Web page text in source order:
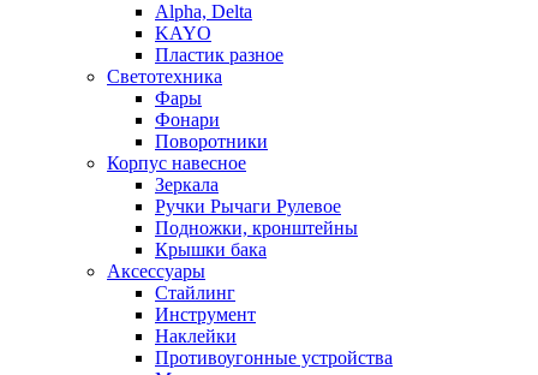
Alpha, Delta
KAYO
Пластик разное
Светотехника
Фары
Фонари
Поворотники
Корпус навесное
Зеркала
Ручки Рычаги Рулевое
Подножки, кронштейны
Крышки бака
Аксессуары
Стайлинг
Инструмент
Наклейки
Противоугонные устройства